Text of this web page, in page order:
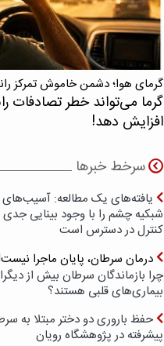
گرمای هوا؛ دشمن خاموش تمرکز
گرما می‌تواند خطر تصادفات
افزایش دهد!
سرخط خبرها
یافته‌های یک مطالعه:
شبکیه چشم را با وجود بینایی جدی
کنترل در دسترس است
درمان سرطان، پایان ماجرا
چرا بازماندگان سرطان بیش از
بیماری‌های قلبی هستند؟
حفظ باروری دو دختر مبتلا به
پیشرفته در پژوهشگاه رویان